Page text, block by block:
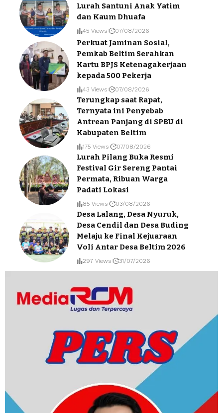
Lurah Santuni Anak Yatim
dan Kaum Dhuafa
45 Views 07/08/2026
Perkuat Jaminan Sosial,
Pemkab Beltim Serahkan
Kartu BPJS Ketenagakerjaan
kepada 500 Pekerja
43 Views 07/08/2026
Terungkap saat Rapat,
Ternyata ini Penyebab
Antrean Panjang di SPBU di
Kabupaten Beltim
175 Views 07/08/2026
Lurah Pilang Buka Resmi
Festival Gir Sereng Pantai
Permata, Ribuan Warga
Padati Lokasi
85 Views 03/08/2026
Desa Lalang, Desa Nyuruk,
Desa Cendil dan Desa Buding
Melaju ke Final Kejuaraan
Voli Antar Desa Beltim 2026
297 Views 31/07/2026